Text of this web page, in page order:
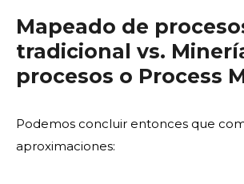
Mapeado de
tradicional vs.
procesos o Process
Podemos concluir entonces que
aproximaciones: